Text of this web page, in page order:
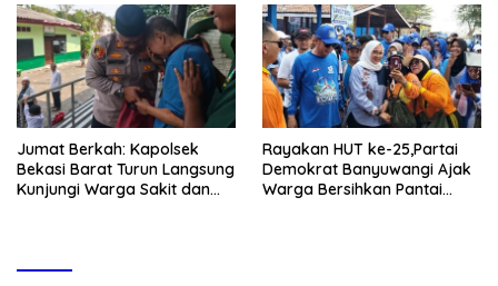
Jumat Berkah: Kapolsek
Bekasi Barat Turun Langsung
Kunjungi Warga Sakit dan
Rayakan HUT ke-25,Partai
Demokrat Banyuwangi Ajak
Warga Bersihkan Pantai